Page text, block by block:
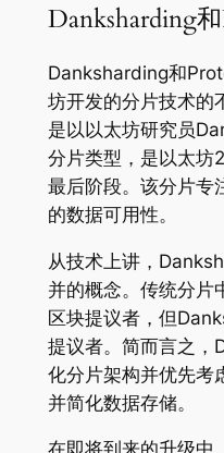
Danksharding
Danksharding和
坊开发的分片技术
是以以太坊研究员
分片类型，是以太坊
最后阶段。该分片专
的数据可用性。
从技术上讲，
并的概念。传统分片
区块提议者，但
提议者。简而言之
化分片架构并优先考
并简化数据存储。